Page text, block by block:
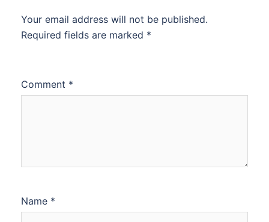
Your email address will not be published.
Required fields are marked *
Comment *
Name *